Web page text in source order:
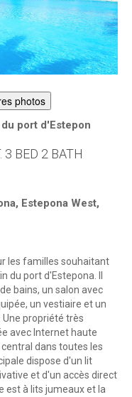
photos
port d'Estepon
3 BED 2 BATH
Estepona West,
les familles souhaitant
du port d'Estepona. Il
bains, un salon avec
un vestiaire et un
Une propriété très
avec Internet haute
dans toutes les
dispose d'un lit
et d'un accès direct
est à lits jumeaux et la